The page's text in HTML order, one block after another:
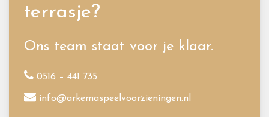
terrasje?
Ons team staat voor je klaar.
0516 – 441 735
info@arkemaspeelvoorzieningen.nl